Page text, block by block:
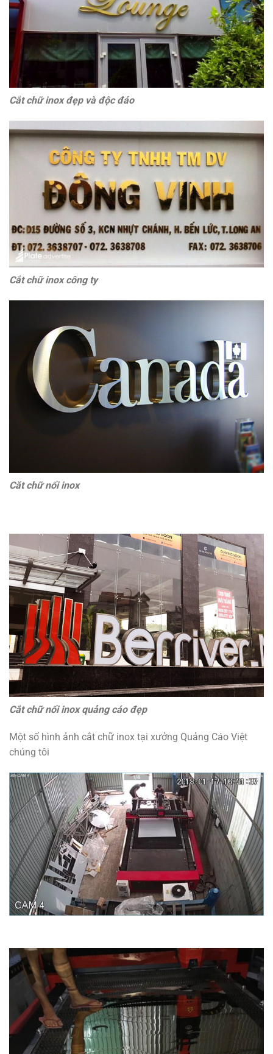
Cắt chữ inox đẹp và độc đáo
Cắt chữ inox công ty
Căt chữ nổi inox
Cắt chữ nổi inox quảng cáo đẹp
Một số hình ảnh cắt chữ inox tại xưởng Quảng Cáo Việt
chúng tôi